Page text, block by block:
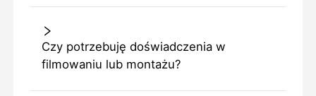
Czy potrzebuję doświadczenia w
filmowaniu lub montażu?